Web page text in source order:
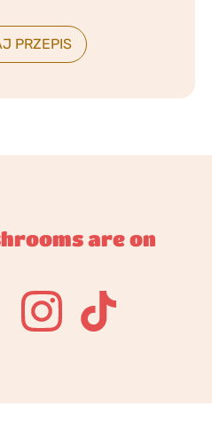
PRZEPIS
are on